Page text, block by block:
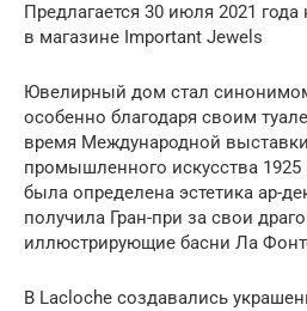
Предлагается 30 июля 2021
в магазине Important Jewels
Ювелирный дом стал
особенно благодаря своим
время Международной
промышленного искусства 1925
была определена эстетика ар-
получила Гран-при за свои
иллюстрирующие басни Ла
В Lacloche создавались